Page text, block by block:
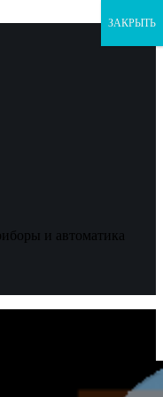
и автоматика
ЗАКРЫТЬ